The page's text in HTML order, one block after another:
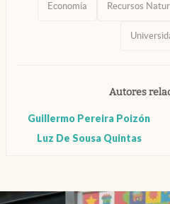
Economía Recursos
Autores
Guillermo Pereira Poizón
Luz De Sousa Quintas